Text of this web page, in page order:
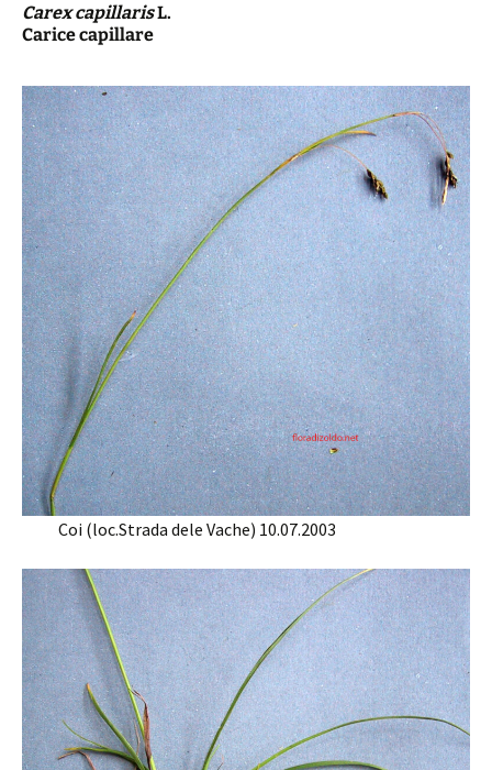
Carex capillarisL.
Carice capillare
Coi (loc.Strada dele Vache) 10.07.2003